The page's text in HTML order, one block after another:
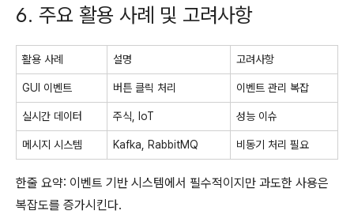
6. 주요 활용 사례 및 고려사항
활용 사례 설명 고려사항
GUI 이벤트 버튼 클릭 처리 이벤트 관리 복잡
실시간 데이터 주식, IoT 성능 이슈
메시지 시스템 Kafka, RabbitMQ 비동기 처리 필요
한줄 요약: 이벤트 기반 시스템에서 필수적이지만 과도한 사용은
복잡도를 증가시킨다.